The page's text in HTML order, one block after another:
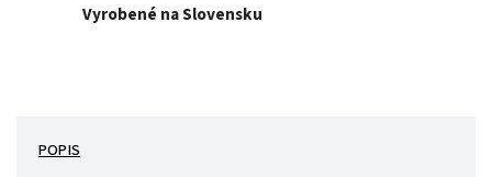
Vyrobené na Slovensku
POPIS